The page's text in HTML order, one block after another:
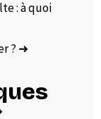
: à quoi
? ➜